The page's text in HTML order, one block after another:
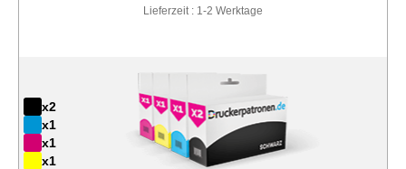
Lieferzeit : 1-2 Werktage
x2
x1
x1
x1